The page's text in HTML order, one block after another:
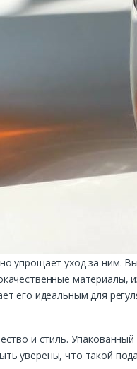
упрощает уход за ним.
материалы,
его идеальным для
и стиль. Упакованный
уверены, что такой